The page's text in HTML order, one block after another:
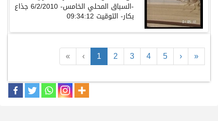
« ‹ 1 2 3 4 5 › »
-السباق المحلي الخامس- 6/2/2010 جذاع
بكار- التوقيت 09:34:12